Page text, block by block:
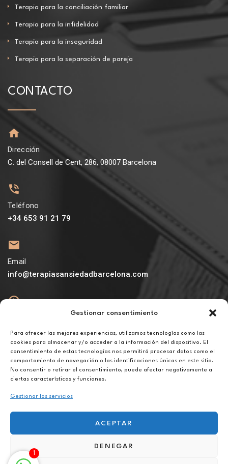
Gestionar consentimiento
Para ofrecer las mejores experiencias, utilizamos tecnologías como las
cookies para almacenar y/o acceder a la información del dispositivo. El
consentimiento de estas tecnologías nos permitirá procesar datos como el
comportamiento de navegación o las identificaciones únicas en este sitio.
No consentir o retirar el consentimiento, puede afectar negativamente a
ciertas características y funciones.
Gestionar los servicios
ACEPTAR
DENEGAR
Terapia para la conciliación familiar
Terapia para la infidelidad
Terapia para la inseguridad
Terapia para la separación de pareja
CONTACTO
Dirección
C. del Consell de Cent, 286, 08007 Barcelona
Teléfono
+34 653 91 21 79
Email
info@terapiasansiedadbarcelona.com
De lunes a viernes de 10h a 20h
Aviso legal
Política de privacidad
Política de cookies
Hipnoterapia online en Sant Joan Despí
1